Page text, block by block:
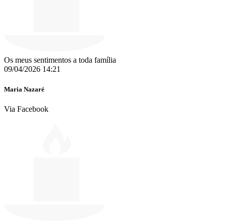
Os meus sentimentos a toda família
09/04/2026 14:21
Maria Nazaré
Via Facebook